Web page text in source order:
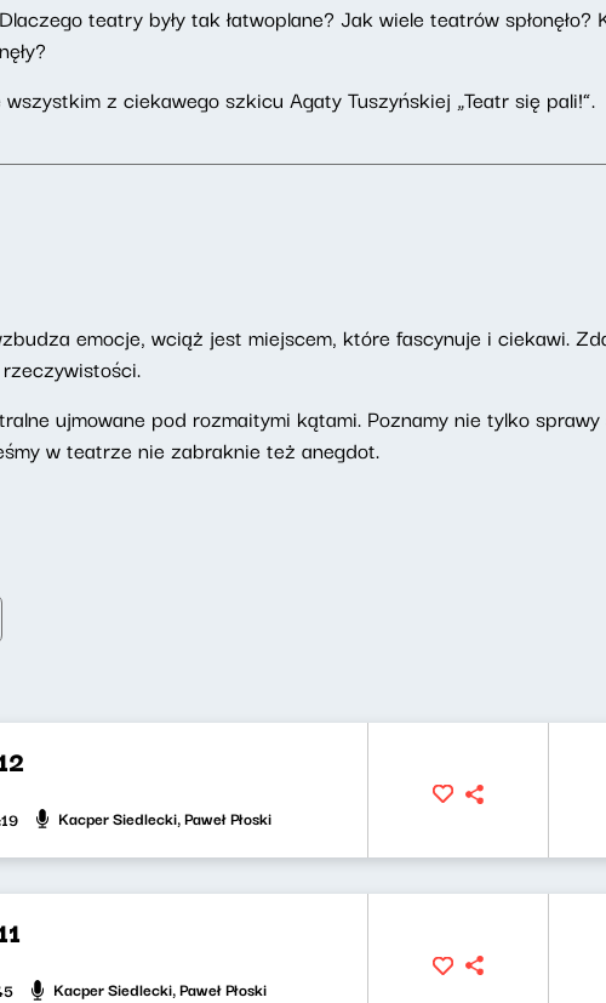
teatry były tak łatwoplane? Jak wiele teatrów
z ciekawego szkicu Agaty Tuszyńskiej „Teatr się pali!”.
emocje, wciąż jest miejscem, które fascynuje i ciekawi.
ujmowane pod rozmaitymi kątami. Poznamy nie tylko
w teatrze nie zabraknie też anegdot.
Kacper Siedlecki, Paweł Płoski
Kacper Siedlecki, Paweł Płoski